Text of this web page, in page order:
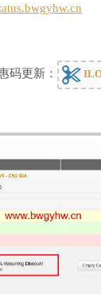
码更新：